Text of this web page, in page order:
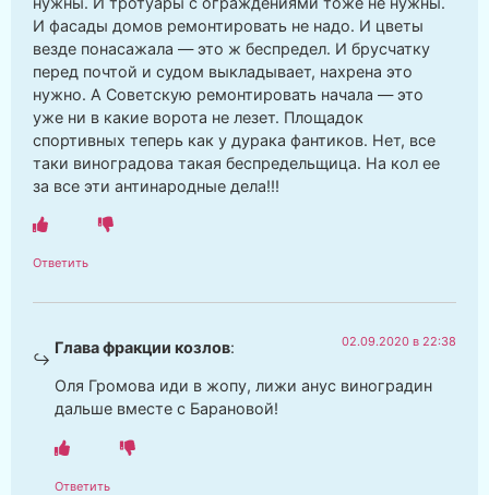
И фасады домов ремонтировать не надо. И цветы
везде понасажала — это ж беспредел. И брусчатку
перед почтой и судом выкладывает, нахрена это
нужно. А Советскую ремонтировать начала — это
уже ни в какие ворота не лезет. Площадок
спортивных теперь как у дурака фантиков. Нет, все
таки виноградова такая беспредельщица. На кол ее
за все эти антинародные дела!!!
Ответить
Глава фракции козлов: 02.09.2020 в 22:38
Оля Громова иди в жопу, лижи анус виноградин
дальше вместе с Барановой!
Ответить